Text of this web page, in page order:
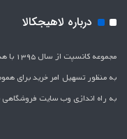
درباره لاهیجکالا
به منظور تسهیل امر خرید برای
به راه اندازی وب سایت فروشگاهی